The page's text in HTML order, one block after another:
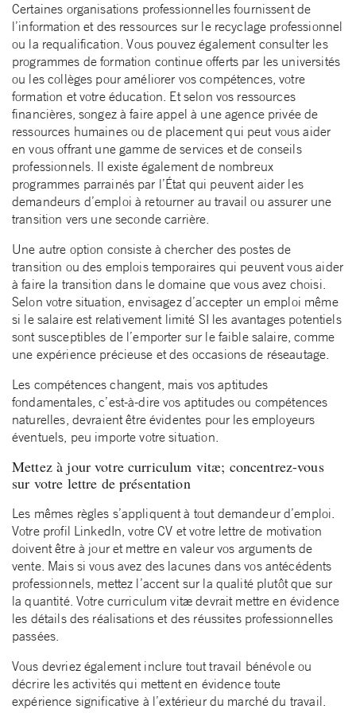
Certaines organisations professionnelles fournissent de
l’information et des ressources sur le recyclage professionnel
ou la requalification. Vous pouvez également consulter les
programmes de formation continue offerts par les universités
ou les collèges pour améliorer vos compétences, votre
formation et votre éducation. Et selon vos ressources
financières, songez à faire appel à une agence privée de
ressources humaines ou de placement qui peut vous aider
en vous offrant une gamme de services et de conseils
professionnels. Il existe également de nombreux
programmes parrainés par l’État qui peuvent aider les
demandeurs d’emploi à retourner au travail ou assurer une
transition vers une seconde carrière.
Une autre option consiste à chercher des postes de
transition ou des emplois temporaires qui peuvent vous aider
à faire la transition dans le domaine que vous avez choisi.
Selon votre situation, envisagez d’accepter un emploi même
si le salaire est relativement limité SI les avantages potentiels
sont susceptibles de l’emporter sur le faible salaire, comme
une expérience précieuse et des occasions de réseautage.
Les compétences changent, mais vos aptitudes
fondamentales, c’est-à-dire vos aptitudes ou compétences
naturelles, devraient être évidentes pour les employeurs
éventuels, peu importe votre situation.
Mettez à jour votre curriculum vitæ; concentrez-vous
sur votre lettre de présentation
Les mêmes règles s’appliquent à tout demandeur d’emploi.
Votre profil LinkedIn, votre CV et votre lettre de motivation
doivent être à jour et mettre en valeur vos arguments de
vente. Mais si vous avez des lacunes dans vos antécédents
professionnels, mettez l’accent sur la qualité plutôt que sur
la quantité. Votre curriculum vitæ devrait mettre en évidence
les détails des réalisations et des réussites professionnelles
passées.
Vous devriez également inclure tout travail bénévole ou
décrire les activités qui mettent en évidence toute
expérience significative à l’extérieur du marché du travail.